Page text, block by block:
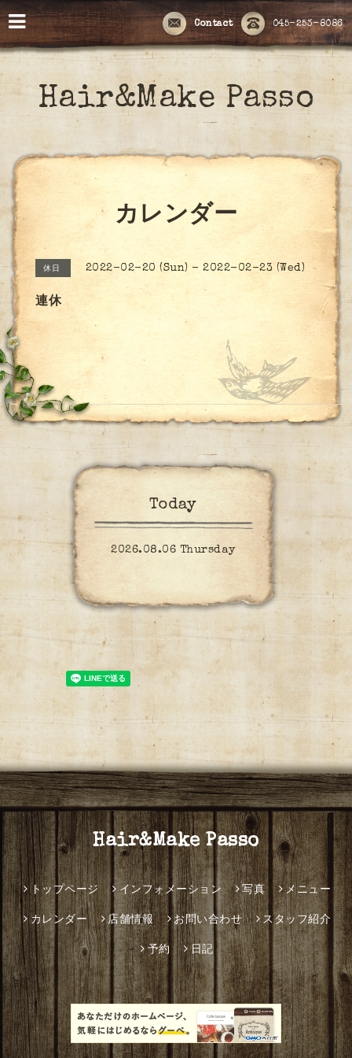
045-253-8086
Contact
Hair&Make Passo
カレンダー
休日 2022-02-20 (Sun) - 2022-02-23 (Wed)
連休
Today
2026.08.06 Thursday
Hair&Make Passo
トップページ インフォメーション 写真 メニュー
カレンダー 店舗情報 お問い合わせ スタッフ紹介
予約 日記